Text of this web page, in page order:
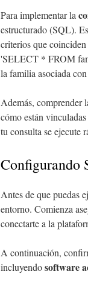
Para implementar la
estructurado (SQL).
criterios que
'SELECT * FROM
la familia asociada
Además, comprender
cómo están
tu consulta se ejecute
Configurando
Antes de que puedas
entorno. Comienza
conectarte a la
A continuación,
incluyendosoftware